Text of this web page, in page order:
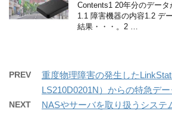
Contents1 20年分のデー
1.1 障害機器の内容1.2 デ
結果・・・。2 …
PREV
重度物理障害の発生した
LS210D0201N）からの特急デー
NEXT NASやサーバを取り扱うシステ